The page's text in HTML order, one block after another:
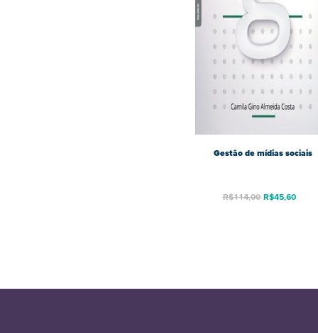
Gestão de mídias sociais
R$114,00 R$45,60